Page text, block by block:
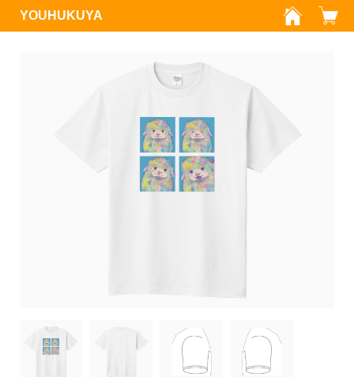
YOUHUKUYA